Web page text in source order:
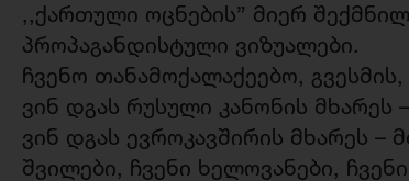
,,ქართული ოცნების” მიერ
პროპაგანდისტული ვიზუალები.
ჩვენო თანამოქალაქეებო,
ვინ დგას რუსული კანონის
ვინ დგას ევროკავშირის მხარეს
შვილები, ჩვენი ხელოვანები,